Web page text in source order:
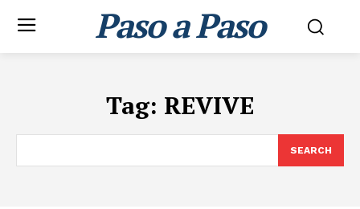
Paso a Paso
Tag: REVIVE
SEARCH